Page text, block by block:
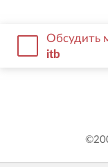
Обсудить
itb